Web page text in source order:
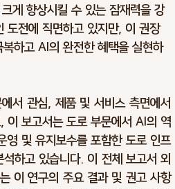
게 향상시킬 수 있는 잠재력을 강
도전에 직면하고 있지만, 이 권장
하고 AI의 완전한 혜택을 실현하
서 관심, 제품 및 서비스 측면에서
이 보고서는 도로 부문에서 AI의 역
및 유지보수를 포함한 도로 인프
하고 있습니다. 이 전체 보고서 외
이 연구의 주요 결과 및 권고 사항